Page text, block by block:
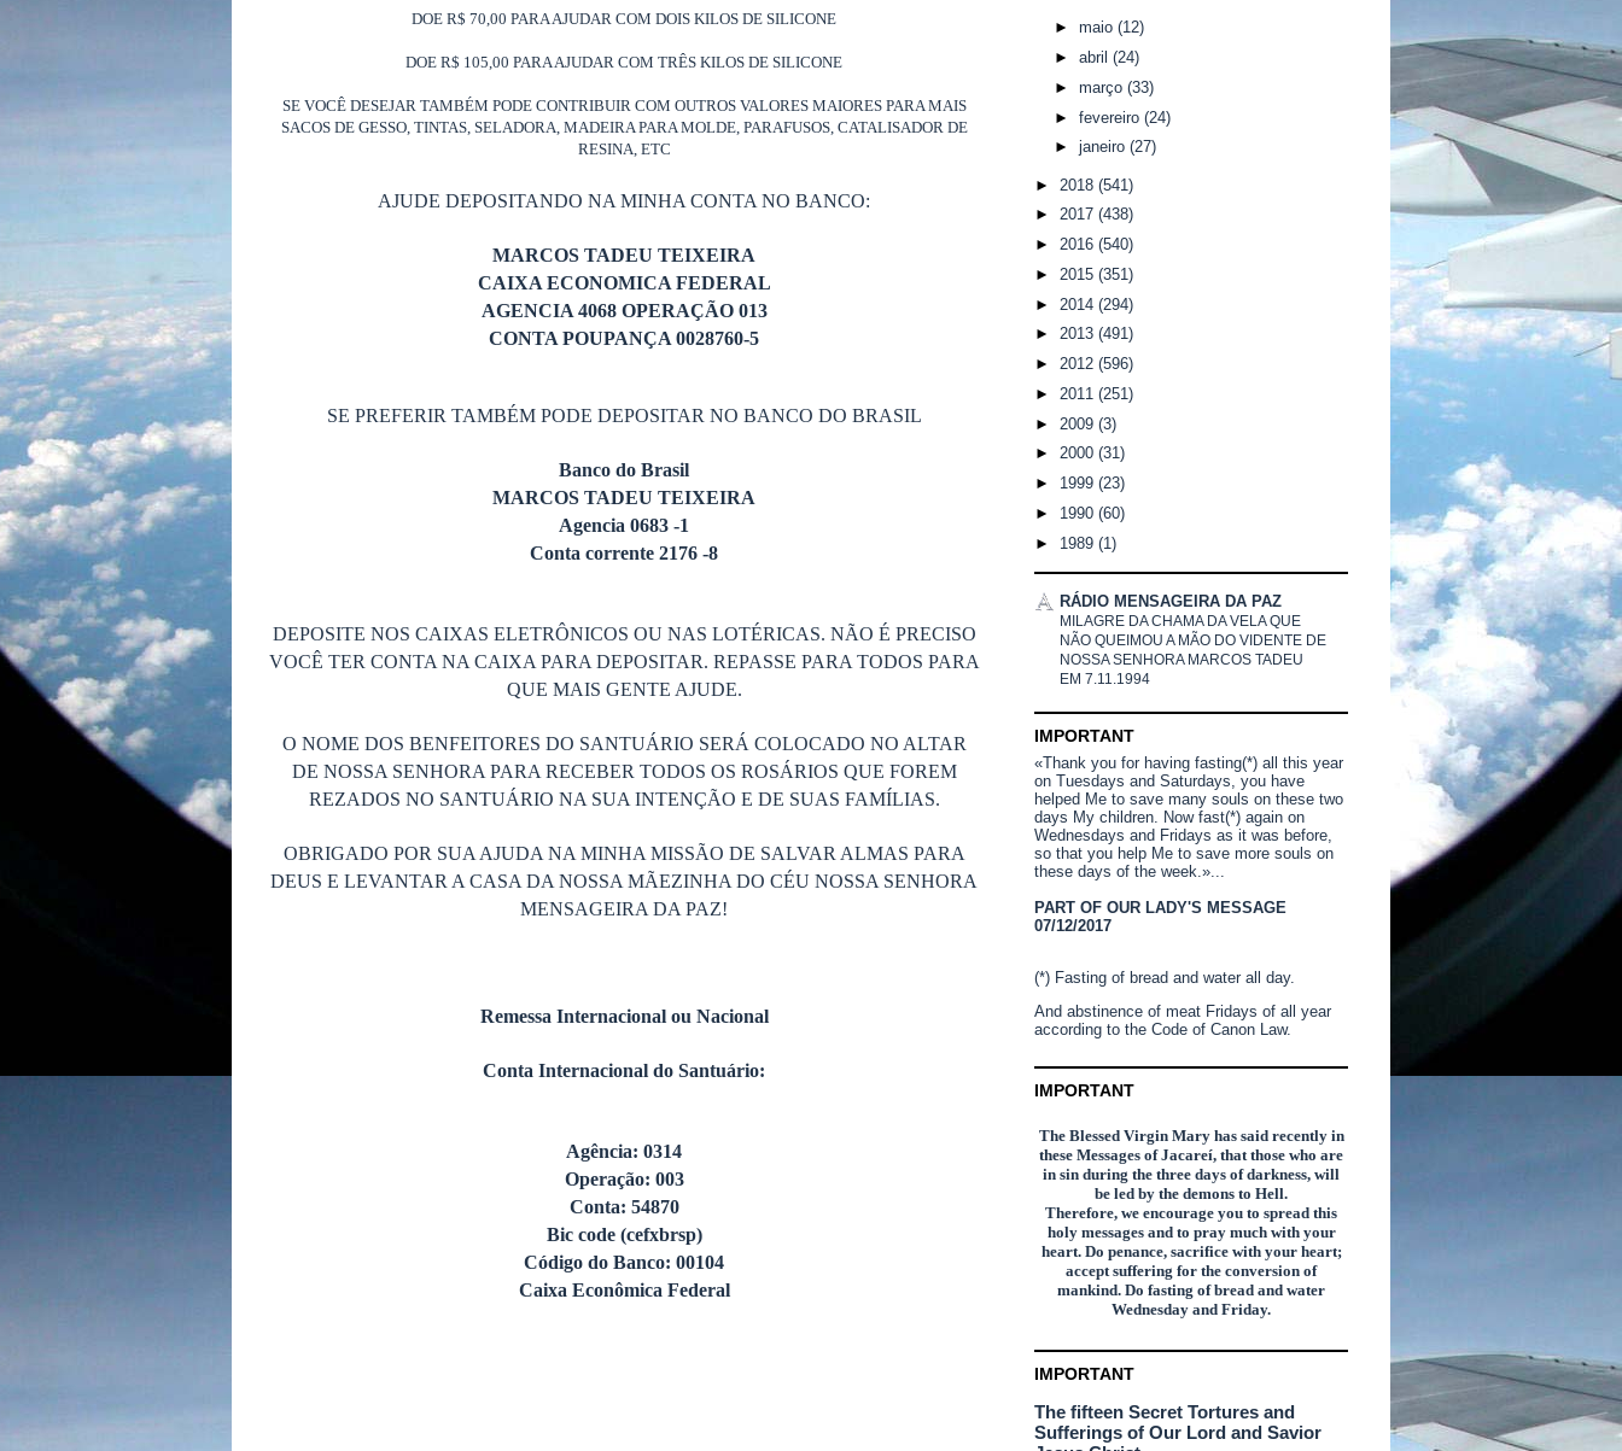
DOE R$ 70,00 PARA AJUDAR COM DOIS KILOS DE SILICONE
DOE R$ 105,00 PARA AJUDAR COM TRÊS KILOS DE SILICONE
SE VOCÊ DESEJAR TAMBÉM PODE CONTRIBUIR COM OUTROS VALORES MAIORES PARA MAIS
SACOS DE GESSO, TINTAS, SELADORA, MADEIRA PARA MOLDE, PARAFUSOS, CATALISADOR DE
RESINA, ETC
AJUDE DEPOSITANDO NA MINHA CONTA NO BANCO:
MARCOS TADEU TEIXEIRA
CAIXA ECONOMICA FEDERAL
AGENCIA 4068 OPERAÇÃO 013
CONTA POUPANÇA 0028760-5
SE PREFERIR TAMBÉM PODE DEPOSITAR NO BANCO DO BRASIL
Banco do Brasil
MARCOS TADEU TEIXEIRA
Agencia 0683 -1
Conta corrente 2176 -8
DEPOSITE NOS CAIXAS ELETRÔNICOS OU NAS LOTÉRICAS. NÃO É PRECISO
VOCÊ TER CONTA NA CAIXA PARA DEPOSITAR. REPASSE PARA TODOS PARA
QUE MAIS GENTE AJUDE.
O NOME DOS BENFEITORES DO SANTUÁRIO SERÁ COLOCADO NO ALTAR
DE NOSSA SENHORA PARA RECEBER TODOS OS ROSÁRIOS QUE FOREM
REZADOS NO SANTUÁRIO NA SUA INTENÇÃO E DE SUAS FAMÍLIAS.
OBRIGADO POR SUA AJUDA NA MINHA MISSÃO DE SALVAR ALMAS PARA
DEUS E LEVANTAR A CASA DA NOSSA MÃEZINHA DO CÉU NOSSA SENHORA
MENSAGEIRA DA PAZ!
Remessa Internacional ou Nacional
Conta Internacional do Santuário:
Agência: 0314
Operação: 003
Conta: 54870
Bic code (cefxbrsp)
Código do Banco: 00104
Caixa Econômica Federal
► maio (12)
► abril (24)
► março (33)
► fevereiro (24)
► janeiro (27)
► 2018 (541)
► 2017 (438)
► 2016 (540)
► 2015 (351)
► 2014 (294)
► 2013 (491)
► 2012 (596)
► 2011 (251)
► 2009 (3)
► 2000 (31)
► 1999 (23)
► 1990 (60)
► 1989 (1)
RÁDIO MENSAGEIRA DA PAZ
MILAGRE DA CHAMA DA VELA QUE
NÃO QUEIMOU A MÃO DO VIDENTE DE
NOSSA SENHORA MARCOS TADEU
EM 7.11.1994
IMPORTANT
«Thank you for having fasting(*) all this year
on Tuesdays and Saturdays, you have
helped Me to save many souls on these two
days My children. Now fast(*) again on
Wednesdays and Fridays as it was before,
so that you help Me to save more souls on
these days of the week.»...
PART OF OUR LADY'S MESSAGE
07/12/2017
(*) Fasting of bread and water all day.
And abstinence of meat Fridays of all year
according to the Code of Canon Law.
IMPORTANT
The Blessed Virgin Mary has said recently in
these Messages of Jacareí, that those who are
in sin during the three days of darkness, will
be led by the demons to Hell.
Therefore, we encourage you to spread this
holy messages and to pray much with your
heart. Do penance, sacrifice with your heart;
accept suffering for the conversion of
mankind. Do fasting of bread and water
Wednesday and Friday.
IMPORTANT
The fifteen Secret Tortures and
Sufferings of Our Lord and Savior